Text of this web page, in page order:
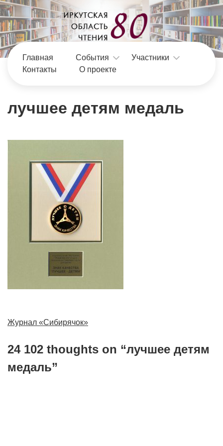
Главная События
Участники
Контакты
О проекте
лучшее детям медаль
Навигация
по
записям
Журнал «Сибирячок»
24 102 thoughts on “лучшее детям
медаль”